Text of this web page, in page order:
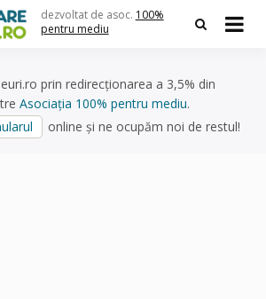
dezvoltat de asoc. 100%
pentru mediu
prin redirecționarea a 3,5% din
Asociația 100% pentru mediu.
online și ne ocupăm noi de restul!